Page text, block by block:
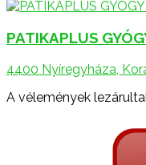
PATIKAPLUS
4400 Nyíregyháza,
A vélemények